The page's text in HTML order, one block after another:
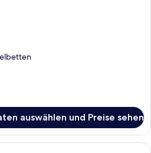
auswählen und Preise sehen